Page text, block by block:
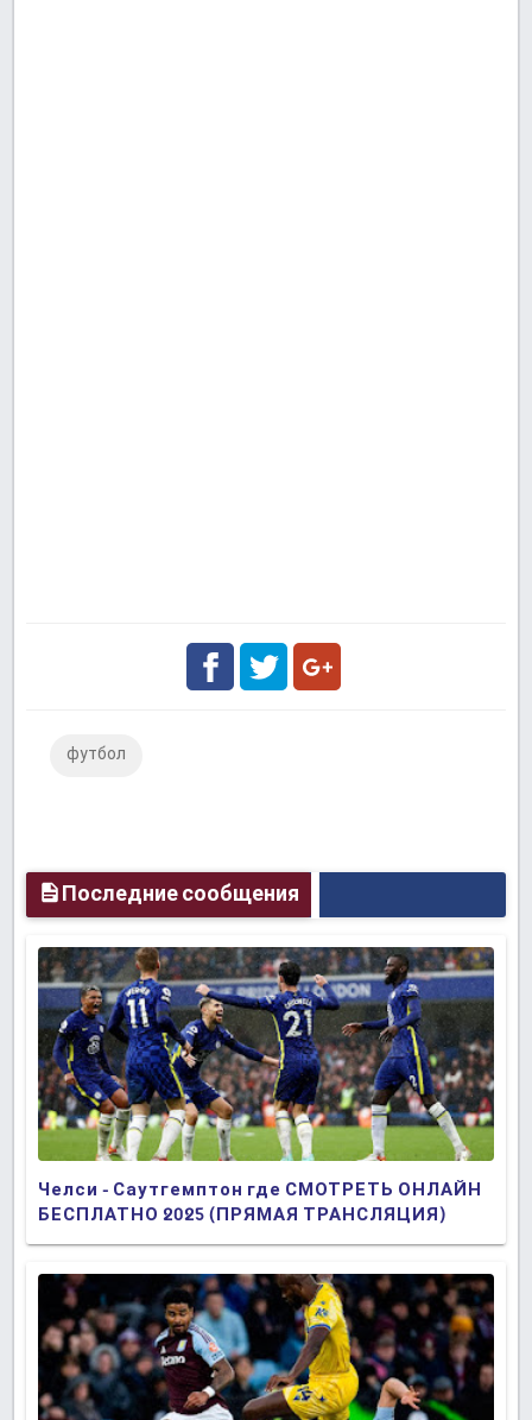
футбол
Последние сообщения
Челси - Саутгемптон где СМОТРЕТЬ ОНЛАЙН
БЕСПЛАТНО 2025 (ПРЯМАЯ ТРАНСЛЯЦИЯ)